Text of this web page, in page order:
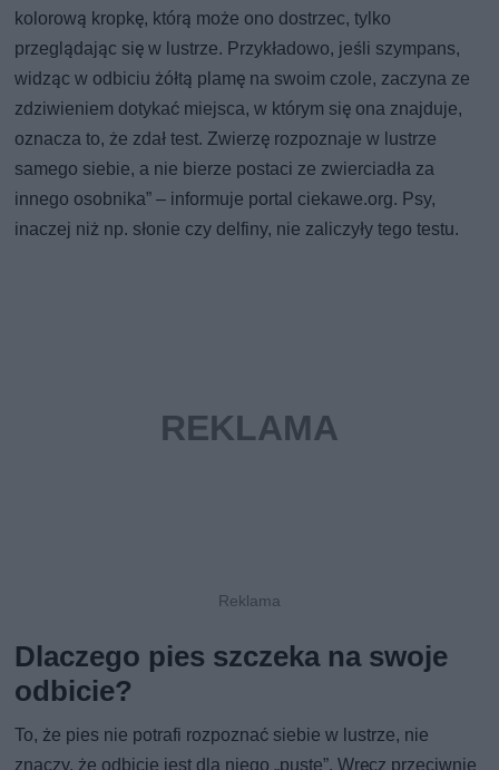
kolorową kropkę, którą może ono dostrzec, tylko
przeglądając się w lustrze. Przykładowo, jeśli szympans,
widząc w odbiciu żółtą plamę na swoim czole, zaczyna ze
zdziwieniem dotykać miejsca, w którym się ona znajduje,
oznacza to, że zdał test. Zwierzę rozpoznaje w lustrze
samego siebie, a nie bierze postaci ze zwierciadła za
innego osobnika” – informuje portal ciekawe.org. Psy,
inaczej niż np. słonie czy delfiny, nie zaliczyły tego testu.
Dlaczego pies szczeka na swoje
odbicie?
To, że pies nie potrafi rozpoznać siebie w lustrze, nie
znaczy, że odbicie jest dla niego „puste”. Wręcz przeciwnie